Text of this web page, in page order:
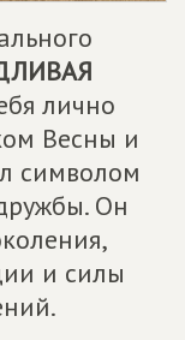
лично
Весны и
символом
Он
и силы